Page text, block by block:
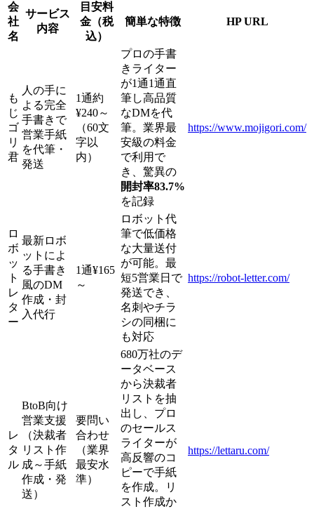
会
社
名
サービス
内容
目安料
金（税
込）
簡単な特徴 HP URL
も
じ
ゴ
リ
君
人の手に
よる完全
手書きで
営業手紙
を代筆・
発送
1通約
¥240～
（60文
字以
内）
プロの手書
きライター
が1通1通直
筆し高品質
なDMを代
筆。業界最
安級の料金
で利用で
き、驚異の
開封率83.7%
を記録
https://www.mojigori.com/
ロ
ボ
ッ
ト
レ
タ
ー
最新ロボ
ットによ
る手書き
風のDM
作成・封
入代行
1通¥165
～
ロボット代
筆で低価格
な大量送付
が可能。最
短5営業日で
発送でき、
名刺やチラ
シの同梱に
も対応
https://robot-letter.com/
レ
タ
ル
BtoB向け
営業支援
（決裁者
リスト作
成～手紙
作成・発
送）
要問い
合わせ
（業界
最安水
準）
680万社のデ
ータベース
から決裁者
リストを抽
出し、プロ
のセールス
ライターが
高反響のコ
ピーで手紙
を作成。リ
スト作成か
https://lettaru.com/